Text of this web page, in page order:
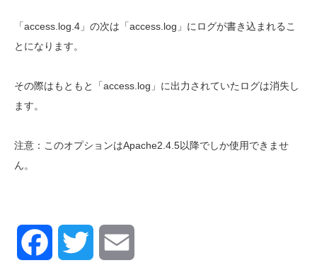
「access.log.4」の次は「access.log」にログが書き込まれるこ
とになります。
その際はもともと「access.log」に出力されていたログは消失し
ます。
注意：このオプションはApache2.4.5以降でしか使用できませ
ん。
Facebook Twitter